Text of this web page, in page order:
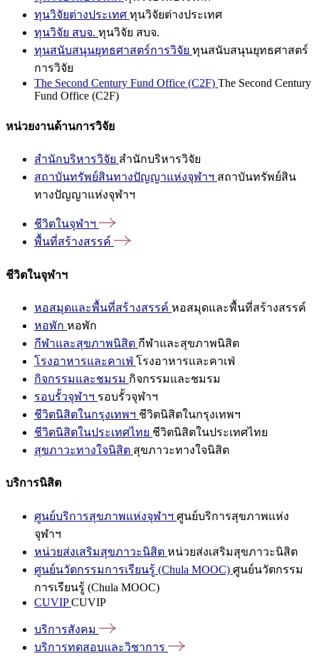
ทุนวิจัยต่างประเทศ ทุนวิจัยต่างประเทศ
ทุนวิจัย สบจ. ทุนวิจัย สบจ.
ทุนสนับสนุนยุทธศาสตร์การวิจัย ทุนสนับสนุนยุทธศาสตร์
การวิจัย
The Second Century Fund Office (C2F) The Second Century
Fund Office (C2F)
หน่วยงานด้านการวิจัย
สำนักบริหารวิจัย สำนักบริหารวิจัย
สถาบันทรัพย์สินทางปัญญาแห่งจุฬาฯ สถาบันทรัพย์สิน
ทางปัญญาแห่งจุฬาฯ
ชีวิตในจุฬาฯ
พื้นที่สร้างสรรค์
ชีวิตในจุฬาฯ
หอสมุดและพื้นที่สร้างสรรค์ หอสมุดและพื้นที่สร้างสรรค์
หอพัก หอพัก
กีฬาและสุขภาพนิสิต กีฬาและสุขภาพนิสิต
โรงอาหารและคาเฟ่ โรงอาหารและคาเฟ่
กิจกรรมและชมรม กิจกรรมและชมรม
รอบรั้วจุฬาฯ รอบรั้วจุฬาฯ
ชีวิตนิสิตในกรุงเทพฯ ชีวิตนิสิตในกรุงเทพฯ
ชีวิตนิสิตในประเทศไทย ชีวิตนิสิตในประเทศไทย
สุขภาวะทางใจนิสิต สุขภาวะทางใจนิสิต
บริการนิสิต
ศูนย์บริการสุขภาพแห่งจุฬาฯ ศูนย์บริการสุขภาพแห่ง
จุฬาฯ
หน่วยส่งเสริมสุขภาวะนิสิต หน่วยส่งเสริมสุขภาวะนิสิต
ศูนย์นวัตกรรมการเรียนรู้ (Chula MOOC) ศูนย์นวัตกรรม
การเรียนรู้ (Chula MOOC)
CUVIPCUVIP
บริการสังคม
บริการทดสอบและวิชาการ